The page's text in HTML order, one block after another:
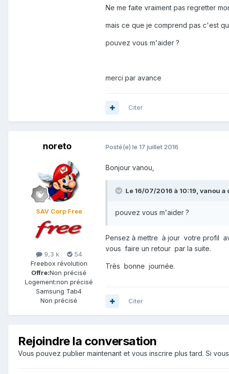
Ne me faite vraiment pas regretter
mais ce que je comprend pas c'est
pouvez vous m'aider ?
merci par avance
Citer
noreto
SAV Corp Free
9,3 k
54
Freebox révolution
Offre:Non précisé
Logement:non précisé
Samsung Tab4
Non précisé
Posté(e) le 17 juillet 2016
Bonjour vanou,
Le 16/07/2016 à 10:19, vanou a
pouvez vous m'aider ?
Pensez à mettre à jour votre profil
vous faire un retour par la suite.
Très bonne journée.
Citer
Rejoindre la conversation
Vous pouvez publier maintenant et vous inscrire plus tard. Si